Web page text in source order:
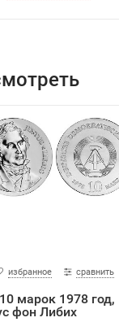
избранное сравнить
марок 1978 год,
фон Либих